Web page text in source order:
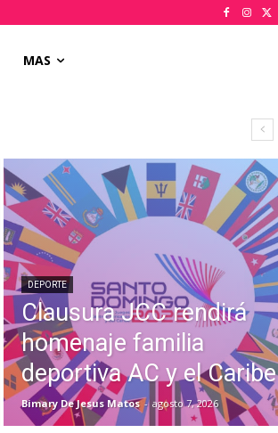
MAS
DEPORTE
Clausura JCC rendirá
homenaje familia
deportiva AC y el Caribe
Bimary De Jesus Matos - agosto 7, 2026